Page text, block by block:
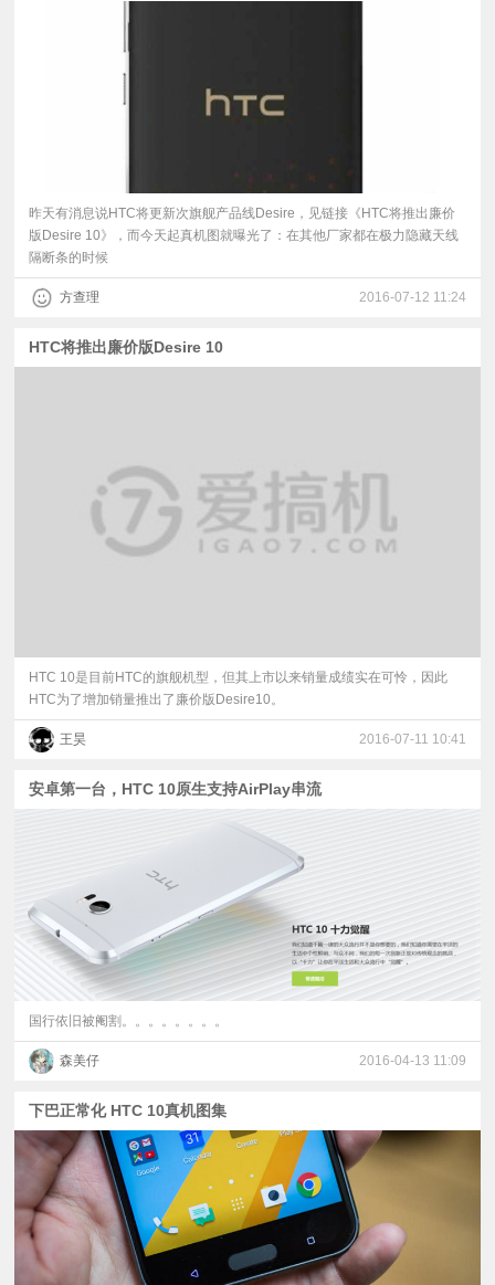
昨天有消息说HTC将更新次旗舰产品线Desire，见链接《HTC将推出廉价
版Desire 10》，而今天起真机图就曝光了：在其他厂家都在极力隐藏天线
隔断条的时候
方查理 2016-07-12 11:24
HTC将推出廉价版Desire 10
HTC 10是目前HTC的旗舰机型，但其上市以来销量成绩实在可怜，因此
HTC为了增加销量推出了廉价版Desire10。
王昊 2016-07-11 10:41
安卓第一台，HTC 10原生支持AirPlay串流
国行依旧被阉割。。。。。。。。
森美仔 2016-04-13 11:09
下巴正常化 HTC 10真机图集